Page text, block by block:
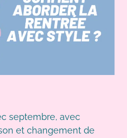
septembre, avec
et changement de